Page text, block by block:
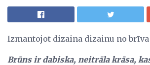
Izmantojot dizaina dizainu no
Brūns ir dabiska, neitrāla krāsa,